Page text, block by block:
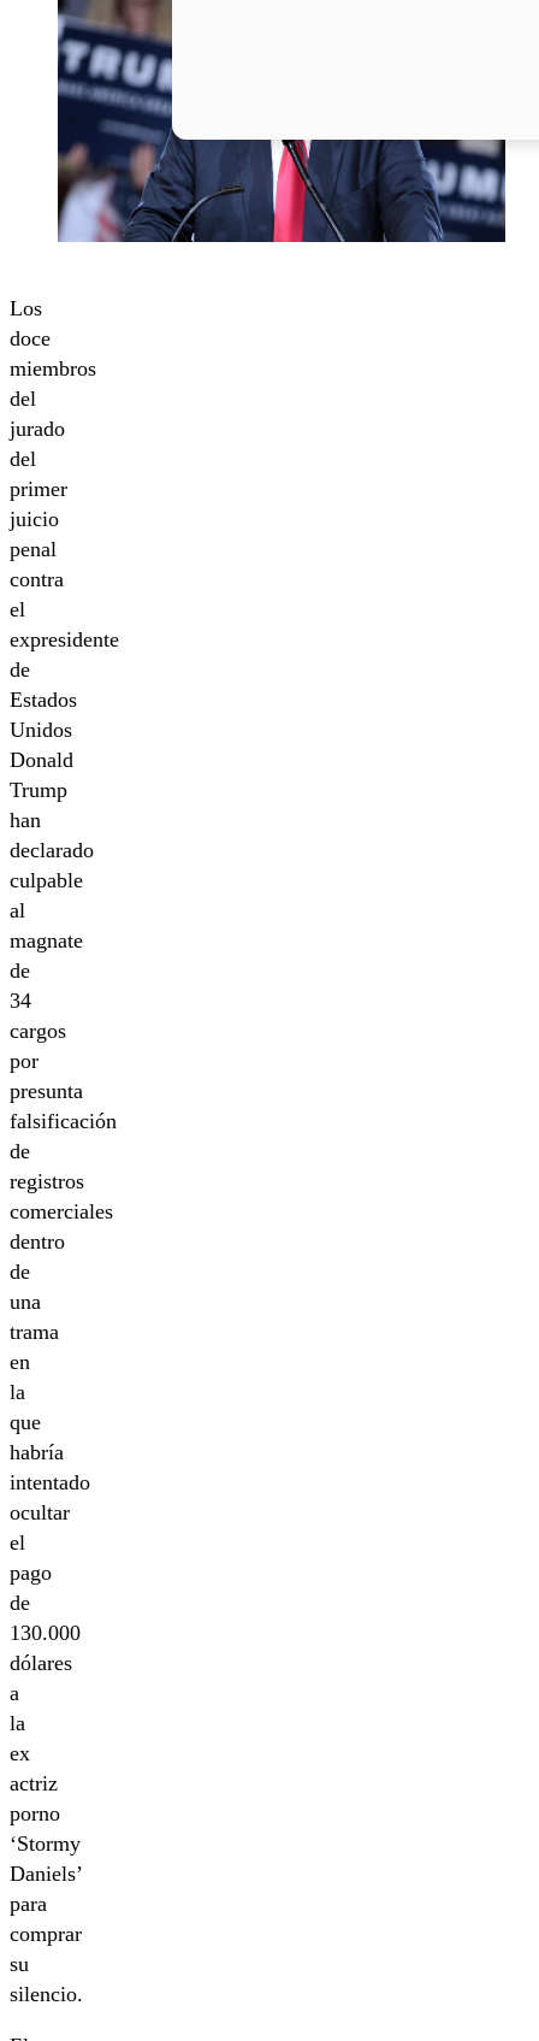
Los
doce
miembros
del
jurado
del
primer
juicio
penal
contra
el
expresidente
de
Estados
Unidos
Donald
Trump
han
declarado
culpable
al
magnate
de
34
cargos
por
presunta
falsificación
de
registros
comerciales
dentro
de
una
trama
en
la
que
habría
intentado
ocultar
el
pago
de
130.000
dólares
a
la
ex
actriz
porno
‘Stormy
Daniels’
para
comprar
su
silencio.